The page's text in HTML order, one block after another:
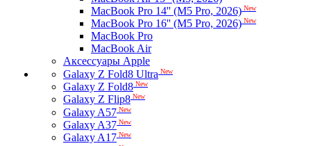
MacBook Pro 14'' (M5 Pro, 2026) New
MacBook Pro 16'' (M5 Pro, 2026) New
MacBook Pro
MacBook Air
Аксессуары Apple
Galaxy Z Fold8 Ultra New
Galaxy Z Fold8 New
Galaxy Z Flip8 New
Galaxy A57 New
Galaxy A37 New
Galaxy A17 New